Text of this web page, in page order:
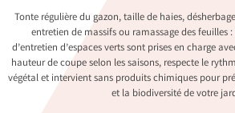
Tonte régulière du gazon, taille de haies,
entretien de massifs ou ramassage des feuilles
d’entretien d’espaces verts sont prises en charge
hauteur de coupe selon les saisons, respecte le
végétal et intervient sans produits chimiques pour
et la biodiversité de votre